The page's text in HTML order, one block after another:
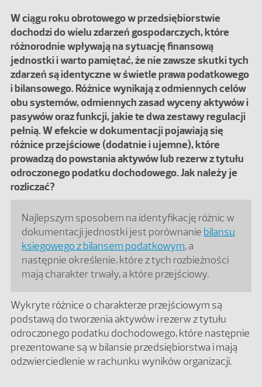
W ciągu roku obrotowego w przedsiębiorstwie
dochodzi do wielu zdarzeń gospodarczych, które
różnorodnie wpływają na sytuację finansową
jednostki i warto pamiętać, że nie zawsze skutki tych
zdarzeń są identyczne w świetle prawa podatkowego
i bilansowego. Różnice wynikają z odmiennych celów
obu systemów, odmiennych zasad wyceny aktywów i
pasywów oraz funkcji, jakie te dwa zestawy regulacji
pełnią. W efekcie w dokumentacji pojawiają się
różnice przejściowe (dodatnie i ujemne), które
prowadzą do powstania aktywów lub rezerw z tytułu
odroczonego podatku dochodowego. Jak należy je
rozliczać?
Najlepszym sposobem na identyfikację różnic w
dokumentacji jednostki jest porównanie bilansu
księgowego z bilansem podatkowym, a
następnie określenie, które z tych rozbieżności
mają charakter trwały, a które przejściowy.
Wykryte różnice o charakterze przejściowym są
podstawą do tworzenia aktywów i rezerw z tytułu
odroczonego podatku dochodowego, które następnie
prezentowane są w bilansie przedsiębiorstwa i mają
odzwierciedlenie w rachunku wyników organizacji.